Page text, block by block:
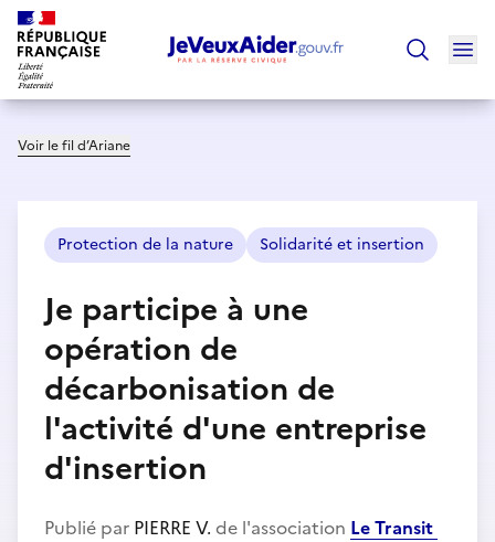
Voir le fil d’Ariane
Protection de la nature Solidarité et insertion
Je participe à une
opération de
décarbonisation de
l'activité d'une entreprise
d'insertion
Publié par PIERRE V. de l'association Le Transit